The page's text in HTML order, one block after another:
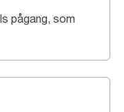
pågang, som